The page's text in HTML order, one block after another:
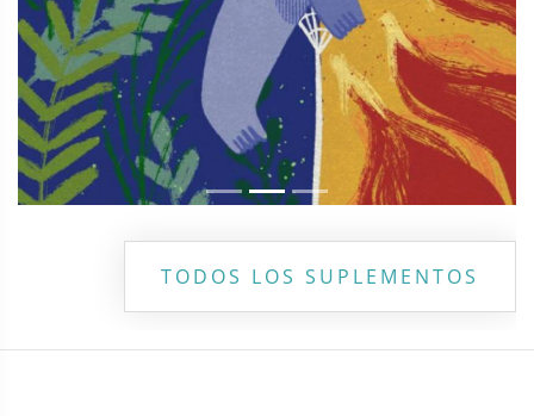
TODOS LOS SUPLEMENTOS